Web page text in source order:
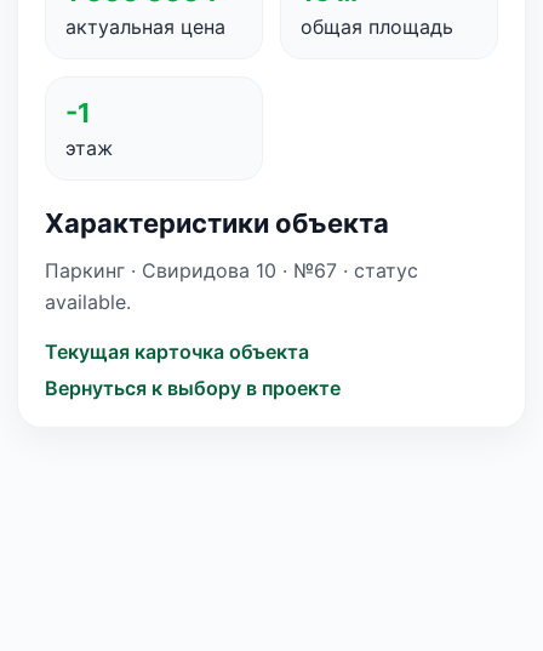
актуальная цена общая площадь
-1
этаж
Характеристики объекта
Паркинг · Свиридова 10 · №67 · статус
available.
Текущая карточка объекта
Вернуться к выбору в проекте